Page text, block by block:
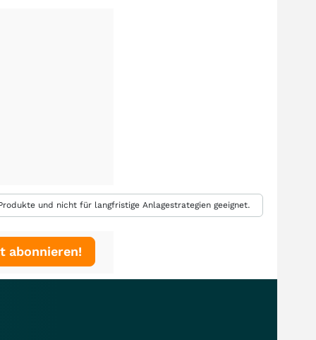
und nicht für langfristige Anlagestrategien geeignet.
abonnieren!